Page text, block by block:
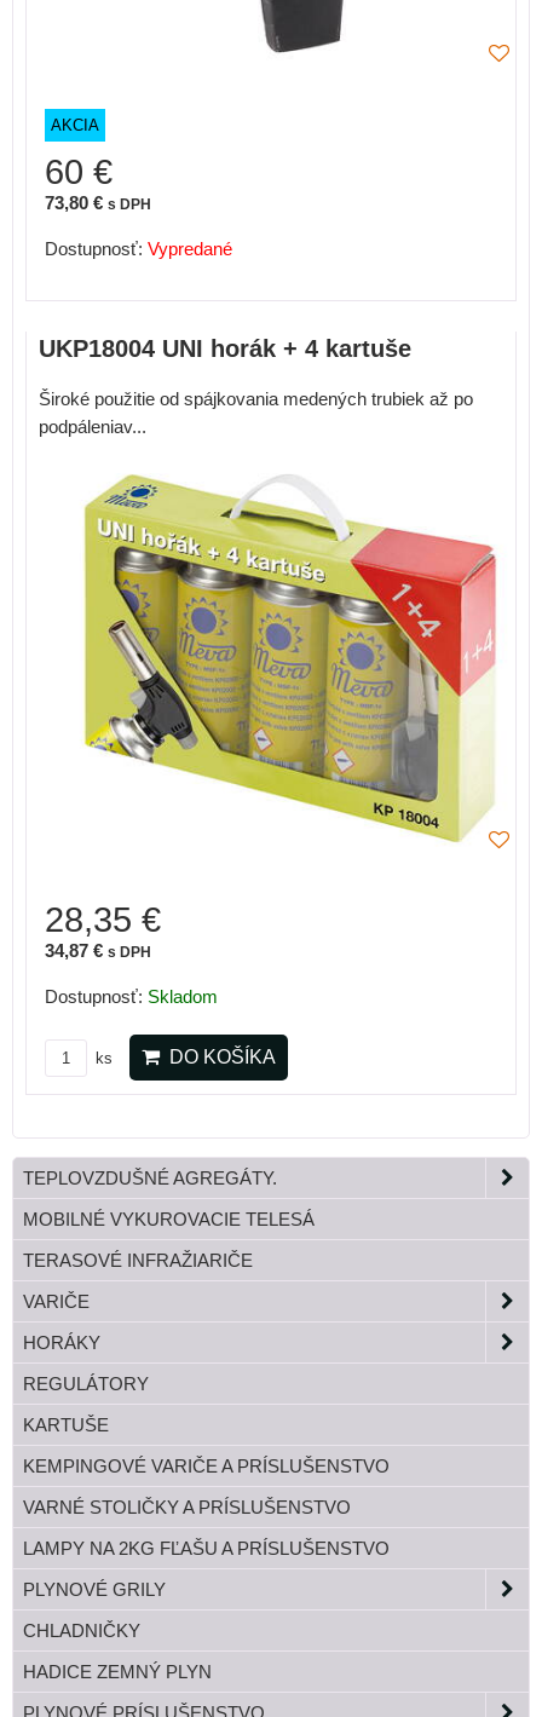
AKCIA
60 €
73,80 € s DPH
Dostupnosť: Vypredané
UKP18004 UNI horák + 4 kartuše
Široké použitie od spájkovania medených trubiek až po
podpáleniav...
28,35 €
34,87 € s DPH
Dostupnosť: Skladom
ks DO KOŠÍKA
TEPLOVZDUŠNÉ AGREGÁTY.
MOBILNÉ VYKUROVACIE TELESÁ
TERASOVÉ INFRAŽIARIČE
VARIČE
HORÁKY
REGULÁTORY
KARTUŠE
KEMPINGOVÉ VARIČE A PRÍSLUŠENSTVO
VARNÉ STOLIČKY A PRÍSLUŠENSTVO
LAMPY NA 2KG FĽAŠU A PRÍSLUŠENSTVO
PLYNOVÉ GRILY
CHLADNIČKY
HADICE ZEMNÝ PLYN
PLYNOVÉ PRÍSLUŠENSTVO